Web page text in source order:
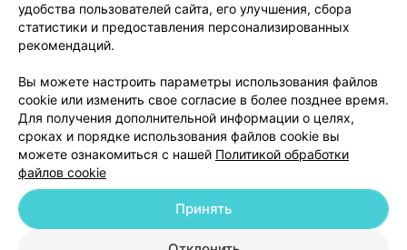
Вакансии
Партнеры
Персональные настройки cookie
Обработка персональных данных
© 2026 ООО «Артокс Лаб», УНП 191700409| 220012, Республика Беларусь,
удобства пользователей сайта, его улучшения, сбора
статистики и предоставления персонализированных
рекомендаций.
Вы можете настроить параметры использования файлов
cookie или изменить свое согласие в более позднее время.
Для получения дополнительной информации о целях,
сроках и порядке использования файлов cookie вы
можете ознакомиться с нашей Политикой обработки
файлов cookie
Принять